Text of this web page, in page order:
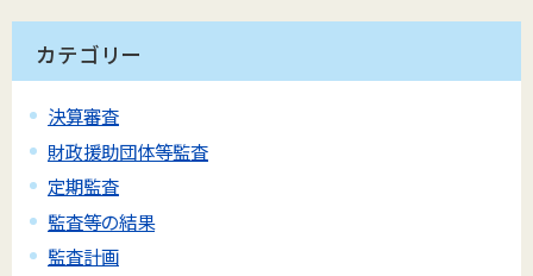
カテゴリー
決算審査
財政援助団体等監査
定期監査
監査等の結果
監査計画